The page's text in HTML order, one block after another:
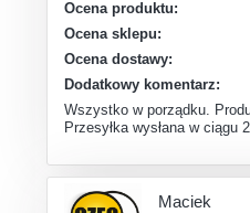
Ocena produktu:
Ocena sklepu:
Ocena dostawy:
Dodatkowy komentarz:
Wszystko w porządku.
Przesyłka wysłana w ciągu
Maciek